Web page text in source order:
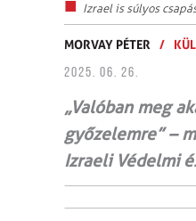
Izrael is súlyos
MORVAY PÉTER /
2025. 06. 26.
„Valóban meg
győzelemre” –
Izraeli Védelmi